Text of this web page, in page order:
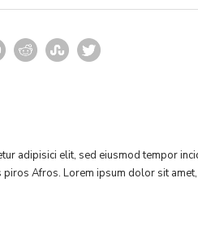
adipisici elit, sed eiusmod tempor
piros Afros. Lorem ipsum dolor sit